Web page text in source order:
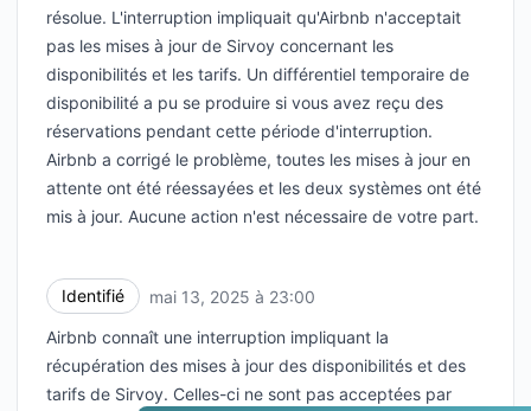
résolue. L'interruption impliquait qu'Airbnb n'acceptait
pas les mises à jour de Sirvoy concernant les
disponibilités et les tarifs. Un différentiel temporaire de
disponibilité a pu se produire si vous avez reçu des
réservations pendant cette période d'interruption.
Airbnb a corrigé le problème, toutes les mises à jour en
attente ont été réessayées et les deux systèmes ont été
mis à jour. Aucune action n'est nécessaire de votre part.
Identifié mai 13, 2025 à 23:00
Airbnb connaît une interruption impliquant la
récupération des mises à jour des disponibilités et des
tarifs de Sirvoy. Celles-ci ne sont pas acceptées par